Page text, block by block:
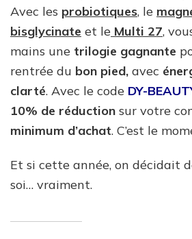
Avec les probiotiques, le
bisglycinate et le Multi 27,
mains une trilogie gagnante
rentrée du bon pied, avec
clarté. Avec le code DY-
10% de réduction sur votre
minimum d’achat. C’est le
Et si cette année, on décidait
soi… vraiment.